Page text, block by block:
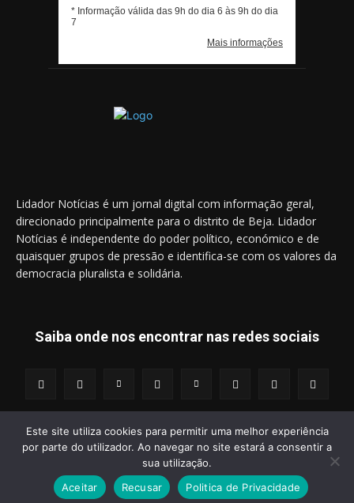
Lidador Notícias é um jornal digital com informação geral,
direcionado principalmente para o distrito de Beja. Lidador
Notícias é independente do poder político, económico e de
quaisquer grupos de pressão e identifica-se com os valores da
democracia pluralista e solidária.
Saiba onde nos encontrar nas redes sociais
© 2014 - 2025 Lidador Notícias. | Todos os Direitos Reservados.
Termos e Condições Política de Privacidade Publicidade
Este site utiliza cookies para permitir uma melhor experiência
por parte do utilizador. Ao navegar no site estará a consentir a
sua utilização.
Aceitar
Recusar Politica de Privacidade